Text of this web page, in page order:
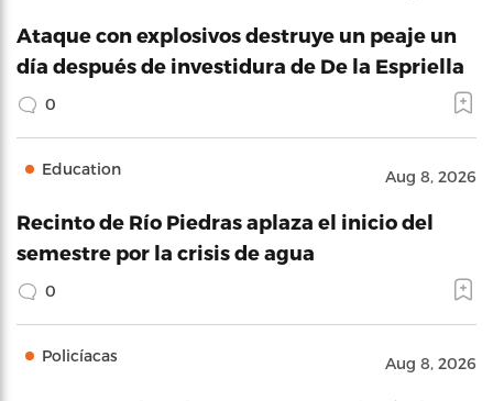
Ataque con explosivos destruye un peaje un
día después de investidura de De la Espriella
0
Education Aug 8, 2026
Recinto de Río Piedras aplaza el inicio del
semestre por la crisis de agua
0
Policíacas Aug 8, 2026